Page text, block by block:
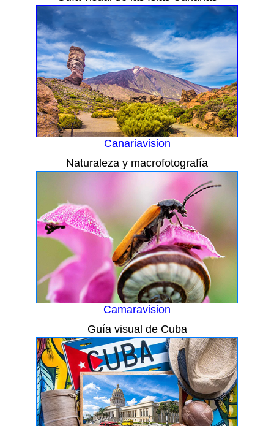
Canariavision
Naturaleza y macrofotografía
Camaravision
Guía visual de Cuba